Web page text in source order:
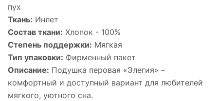
пух
Ткань: Инлет
Состав ткани: Хлопок - 100%
Степень поддержки: Мягкая
Тип упаковки: Фирменный пакет
Описание: Подушка перовая «Элегия» –
комфортный и доступный вариант для любителей
мягкого, уютного сна.